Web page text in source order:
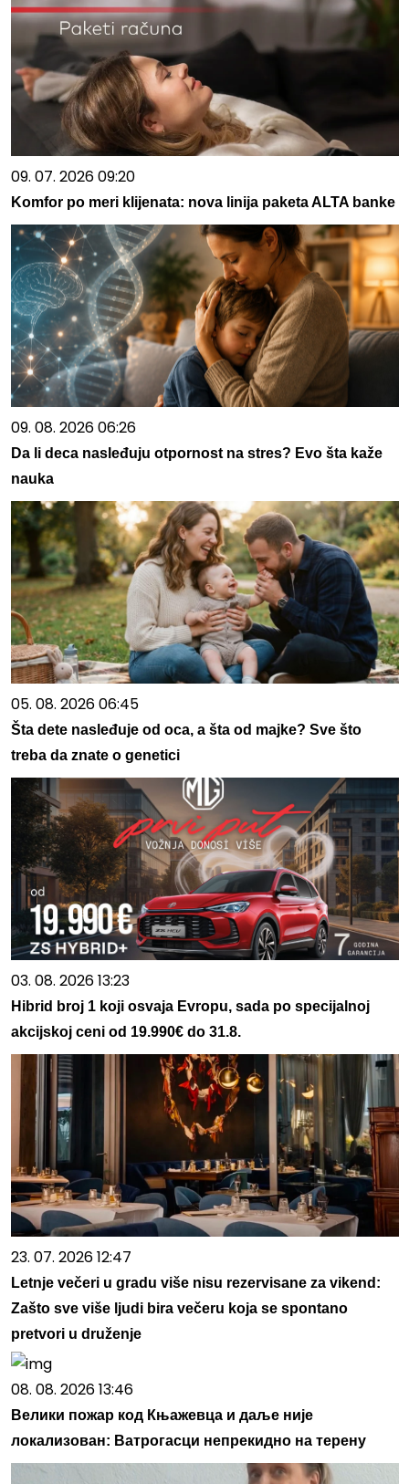
09. 07. 2026 09:20
Komfor po meri klijenata: nova linija paketa ALTA banke
09. 08. 2026 06:26
Da li deca nasleđuju otpornost na stres? Evo šta kaže
nauka
05. 08. 2026 06:45
Šta dete nasleđuje od oca, a šta od majke? Sve što
treba da znate o genetici
03. 08. 2026 13:23
Hibrid broj 1 koji osvaja Evropu, sada po specijalnoj
akcijskoj ceni od 19.990€ do 31.8.
23. 07. 2026 12:47
Letnje večeri u gradu više nisu rezervisane za vikend:
Zašto sve više ljudi bira večeru koja se spontano
pretvori u druženje
08. 08. 2026 13:46
Велики пожар код Књажевца и даље није
локализован: Ватрогасци непрекидно на терену